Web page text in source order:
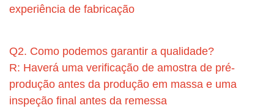
experiência de fabricação
Q2. Como podemos garantir a qualidade?
R: Haverá uma verificação de amostra de pré-
produção antes da produção em massa e uma
inspeção final antes da remessa